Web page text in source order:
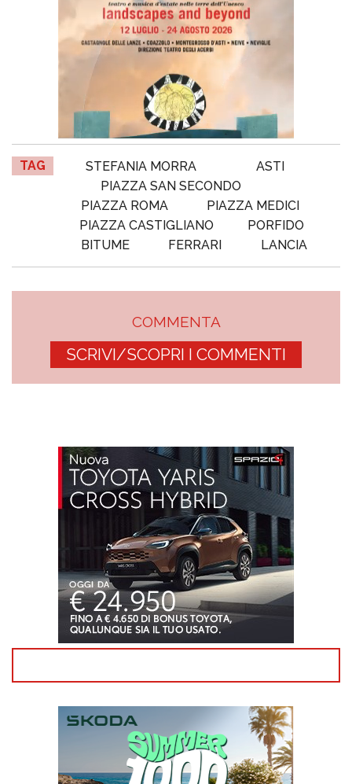
TAG STEFANIA MORRA
ASTI
PIAZZA SAN SECONDO
PIAZZA ROMA
PIAZZA MEDICI
PIAZZA CASTIGLIANO
PORFIDO
BITUME
FERRARI LANCIA
COMMENTA
SCRIVI/SCOPRI I COMMENTI